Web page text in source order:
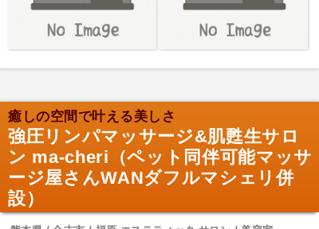
癒しの空間で叶える美しさ
強圧リンパマッサージ&肌甦生サロ
ン ma-cheri（ペット同伴可能マッサ
ージ屋さんWANダフルマシェリ併
設）